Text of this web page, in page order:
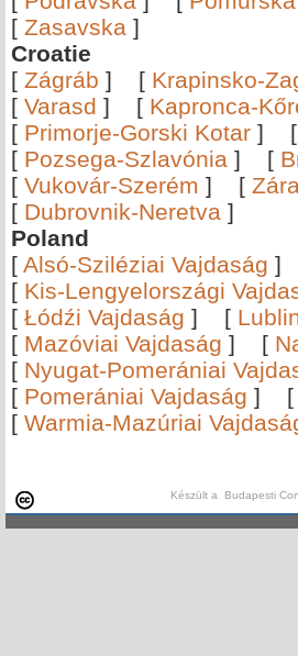
[ Zasavska ]
Croatie
[ Zágráb ] [ Krapinsko-
[ Varasd ] [ Kapronca-
[ Primorje-Gorski Kotar ] [
[ Pozsega-Szlavónia ] [
[ Vukovár-Szerém ] [
[ Dubrovnik-Neretva ]
Poland
[ Alsó-Sziléziai Vajdaság ]
[ Kis-Lengyelországi
[ Łódźi Vajdaság ] [
[ Mazóviai Vajdaság ] [
[ Nyugat-Pomerániai
[ Pomerániai Vajdaság ] [
[ Warmia-Mazúriai
Készült a Budapesti